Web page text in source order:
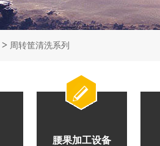
> 周转筐清洗系列
腰果加工设备